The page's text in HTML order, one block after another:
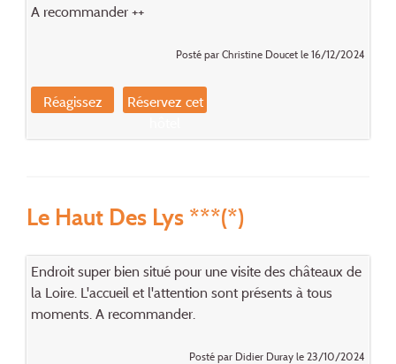
A recommander ++
Posté par Christine Doucet le 16/12/2024
Réagissez
Réservez cet
Le Haut Des Lys ***(*)
Endroit super bien situé pour une visite des châteaux de
la Loire. L'accueil et l'attention sont présents à tous
moments. A recommander.
Posté par Didier Duray le 23/10/2024